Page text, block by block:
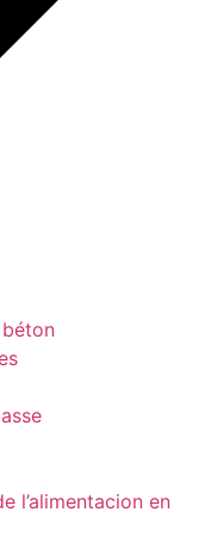
l’alimentacion en